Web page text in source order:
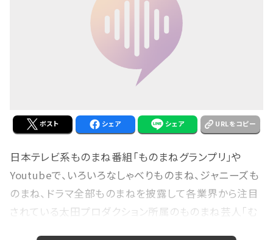
ポスト シェア シェア URLをコピー
日本テレビ系ものまね番組「ものまねグランプリ」や
Youtubeで、いろいろなしゃべりものまね、ジャニーズも
のまね、ドラマ全部ものまねを披露して各業界から注目
されている太田プロダクション所属のものまね芸人「む